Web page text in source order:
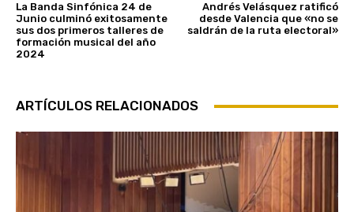
La Banda Sinfónica 24 de
Junio culminó exitosamente
sus dos primeros talleres de
formación musical del año
2024
Andrés Velásquez ratificó
desde Valencia que «no se
saldrán de la ruta electoral»
ARTÍCULOS RELACIONADOS